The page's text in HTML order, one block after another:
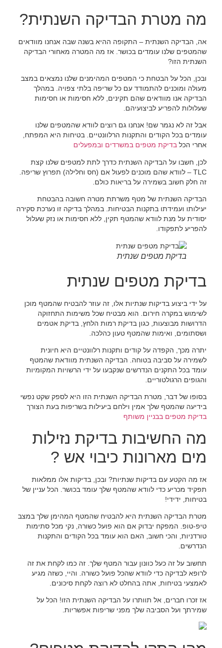
מה מטרת הבדיקה השנתית?
אה, הבדיקה השנתית – התקופה ההיא בשנה שבה אנחנו מוודאים
שהמטפים שלנו עומדים בכושר. אז מה המטרה מאחורי הבדיקה
השנתית הזו?
ובכן, הכל על הבטחת כי המטפים המהימנים שלנו נמצאים במצב
מעולה ומוכנים להתמודד עם כל שריפה בלתי צפויה. במהלך
הבדיקה אנו מוודאים שהם תקינים, ללא חסימות או חסימות
שעלולות להפריע לביצועיהם.
אבל זה לא נגמר שם! אנחנו גם רוצים לוודא שהמטפים שלנו
עומדים בכל הקודים והתקנות הרלוונטיים. בטיחות היא המפתח,
אחרי הכלבדיקת מטפים במשרדים ובמפעלים
לכן, חשבו על הבדיקה השנתית כדרך לתת למטפים שלנו קצת
TLC – לוודא שהם מוכנים לפעול אם (חס וחלילה) תפרוץ שריפה.
זה חלק חשוב בשמירה על בריאות כולם.
הבדיקה השנתית של מטף משרתת מטרה חשובה בהבטחת
יעילותו ועמידתו בתקנות הבטיחות. במהלך בדיקה זו נערכת סקירה
יסודית על מנת לוודא שהמטף תקין, ללא חסימות או נזק שעלול
להפריע לתפקודו.
בדיקת מטפים שנתית
בדיקת מטפים שנתית
על ידי ביצוע בדיקות שנתיות אלו, זה עוזר להבטיח שהמטף מוכן
לשימוש במקרה חירום. הוא מבטיח שכל משימות התחזוקה
הדרושות מבוצעות, כגון בדיקת רמות הלחץ, בדיקת אטמים
ושסתומים, ואימות שהמטף טעון כהלכה.
יתרה מכך, הקפדה על קודים ותקנות רלוונטיים היא חיונית
לשמירה על סביבה בטוחה. הבדיקה השנתית מוודאת שהמטף
עומד בכל התקנים הנדרשים שנקבעו על ידי הרשויות המקומיות
והגופים הרגולטוריים.
בסופו של דבר, מטרת הבדיקה השנתית הזו היא לספק שקט נפשי
בידיעה שהמטף שלך אמין וילחם ביעילות בשריפות בעת הצורך
בדיקת מטפים בבניין משותף
מה החשיבות בדיקת נזילות
מים מארונות כיבוי אש ?
אז מה הקטע עם בדיקות שנתיות? ובכן, בדיקות אלו ממלאות
תפקיד מכריע כדי לוודא שהמטף שלך עומד בכושר. הכל עניין של
בטיחות, ידידי!
מטרת הבדיקה השנתית היא להבטיח שהמטף המהימן שלך במצב
טיפ-טופ. המפקח יבדוק אם הוא פועל כשורה, נקי מכל סתימות
טורדניות, והכי חשוב, האם הוא עומד בכל הקודים והתקנות
הנדרשים.
תחשוב על זה כעל כוונון עבור המטף שלך. זה כמו לקחת את זה
לרופא לבדיקה כדי לוודא שהכל פועל כשורה. והיי, כשזה מגיע
לאמצעי בטיחות, אתה בהחלט לא רוצה לקחת סיכונים.
אז זכרו חברים, אל תוותרו על הבדיקה השנתית הזו! הכל על
שמירתך ועל הסביבה שלך מפני שריפות אפשריות.